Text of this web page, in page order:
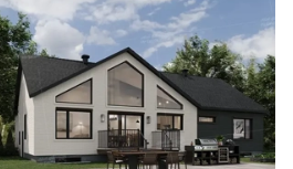
صنعت ساختمان
محله گردی
معماری
ملکی